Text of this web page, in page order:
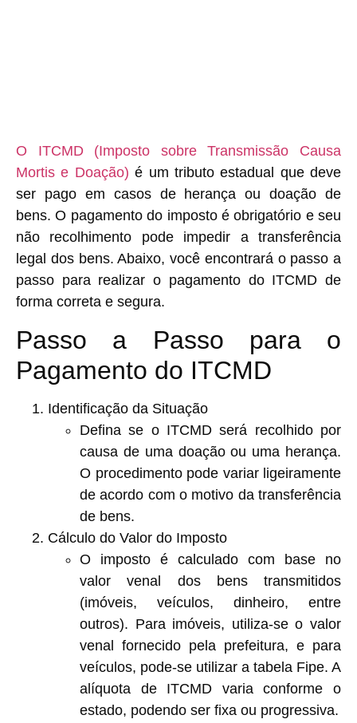
O ITCMD (Imposto sobre Transmissão Causa
Mortis e Doação) é um tributo estadual que deve
ser pago em casos de herança ou doação de
bens. O pagamento do imposto é obrigatório e seu
não recolhimento pode impedir a transferência
legal dos bens. Abaixo, você encontrará o passo a
passo para realizar o pagamento do ITCMD de
forma correta e segura.
Passo a Passo para o
Pagamento do ITCMD
Identificação da Situação
Defina se o ITCMD será recolhido por
causa de uma doaçãoou uma herança.
O procedimento pode variar ligeiramente
de acordo com o motivo da transferência
de bens.
Cálculo do Valor do Imposto
O imposto é calculado com base no
valor venal dos bens transmitidos
(imóveis, veículos, dinheiro, entre
outros). Para imóveis, utiliza-se o valor
venal fornecido pela prefeitura, e para
veículos, pode-se utilizar a tabela Fipe. A
alíquota de ITCMD varia conforme o
estado, podendo ser fixa ou progressiva.